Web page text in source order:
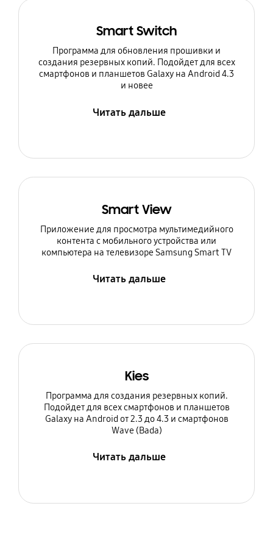
Smart Switch
Программа для обновления прошивки и
создания резервных копий. Подойдет для всех
смартфонов и планшетов Galaxy на Android 4.3
и новее
Читать дальше
Smart View
Приложение для просмотра мультимедийного
контента с мобильного устройства или
компьютера на телевизоре Samsung Smart TV
Читать дальше
Kies
Программа для создания резервных копий.
Подойдет для всех смартфонов и планшетов
Galaxy на Android от 2.3 до 4.3 и смартфонов
Wave (Bada)
Читать дальше